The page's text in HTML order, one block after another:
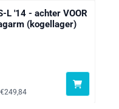
L '14 - achter VOOR
(kogellager)
exclusief btw: 249,84
€249,84